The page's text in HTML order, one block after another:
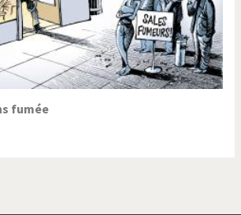
fumée